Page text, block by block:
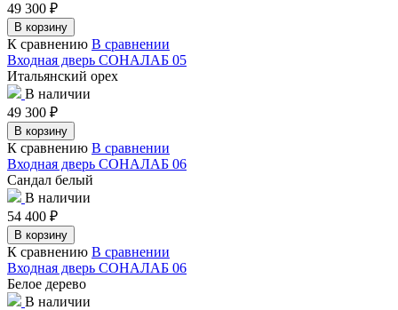
49 300 ₽
В корзину
К сравнению В сравнении
Входная дверь СОНАЛАБ 05
Итальянский орех
В наличии
49 300 ₽
В корзину
К сравнению В сравнении
Входная дверь СОНАЛАБ 06
Сандал белый
В наличии
54 400 ₽
В корзину
К сравнению В сравнении
Входная дверь СОНАЛАБ 06
Белое дерево
В наличии